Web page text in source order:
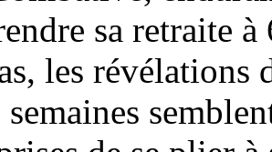
sa retraite
les révélations
semaines